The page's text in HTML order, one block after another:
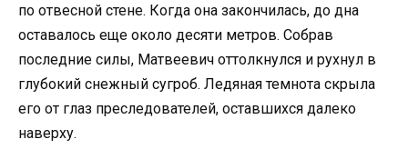
по отвесной стене. Когда она закончилась, до дна
оставалось еще около десяти метров. Собрав
последние силы, Матвеевич оттолкнулся и рухнул в
глубокий снежный сугроб. Ледяная темнота скрыла
его от глаз преследователей, оставшихся далеко
наверху.